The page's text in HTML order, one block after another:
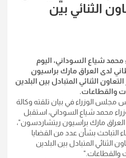
الثنائي بين
شياع السوداني، اليوم
لدى العراق مارك براسيون
الثنائي المتبادل بين البلدين
والقطاعات.
مجلس الوزراء في بيان تلقته وكالة
محمد شياع السوداني، استقبل
مارك براسيون ريتشاردسون"،
التباحث بشأن عدد من القضايا
الثنائي المتبادل بين البلدين
والقطاعات ".